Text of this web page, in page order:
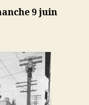
9 juin